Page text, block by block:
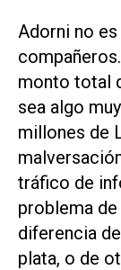
Adorni no
monto total
sea algo
millones de
tráfico de
problema
diferencia
plata, o de